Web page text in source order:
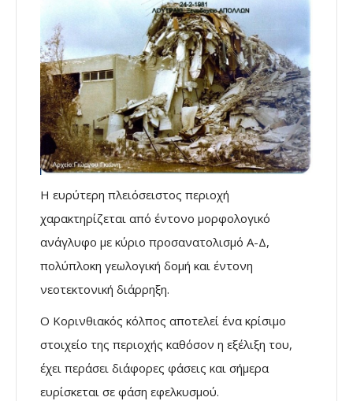
Η ευρύτερη πλειόσειστος περιοχή
χαρακτηρίζεται από έντονο μορφολογικό
ανάγλυφο με κύριο προσανατολισμό Α-Δ,
πολύπλοκη γεωλογική δομή και έντονη
νεοτεκτονική διάρρηξη.
Ο Κορινθιακός κόλπος αποτελεί ένα κρίσιμο
στοιχείο της περιοχής καθόσον η εξέλιξη του,
έχει περάσει διάφορες φάσεις και σήμερα
ευρίσκεται σε φάση εφελκυσμού.